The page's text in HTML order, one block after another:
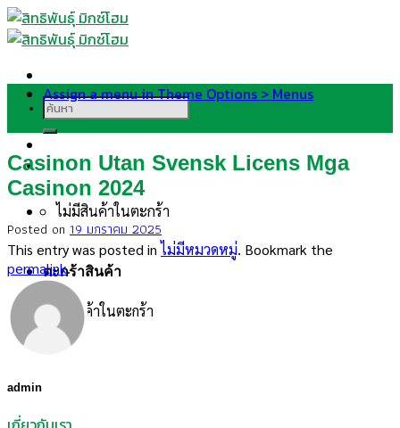
Skip
to
ค้นหา:
ไม่มีสินค้าในตะกร้า
ตะกร้าสินค้า
ไม่มีสินค้าในตะกร้า
Assign a menu in Theme Options > Menus
Casinon Utan Svensk Licens Mga
Casinon 2024
Posted on 19 มกราคม 2025
This entry was posted inไม่มีหมวดหมู่. Bookmark the
permalink.
admin